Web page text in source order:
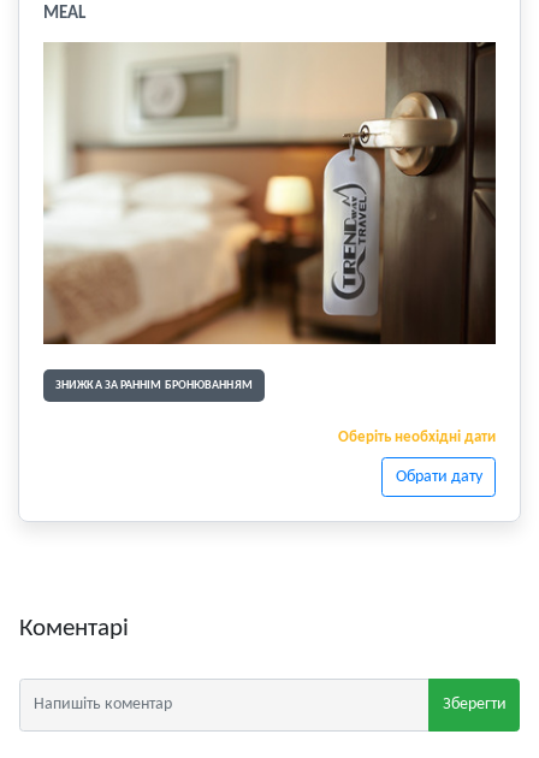
MEAL
ЗНИЖКА ЗА РАННІМ БРОНЮВАННЯМ
Оберіть необхідні дати
Обрати дату
Коментарі
Зберегти